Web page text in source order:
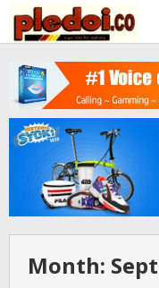
content
Month: